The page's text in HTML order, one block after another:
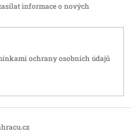
informace o nových
ochrany osobních údajů